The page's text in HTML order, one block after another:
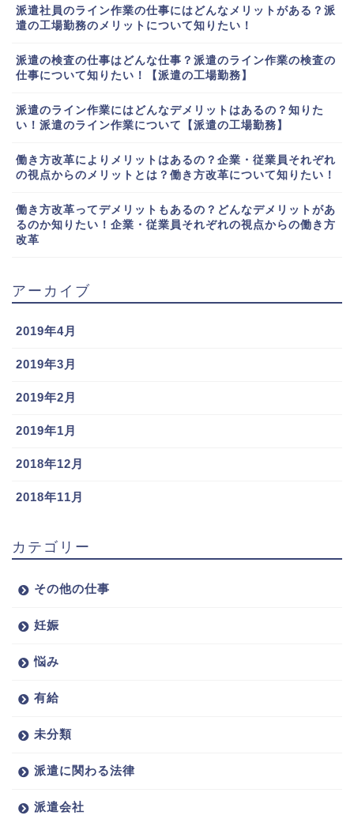
派遣社員のライン作業の仕事にはどんなメリットがある？派
遣の工場勤務のメリットについて知りたい！
派遣の検査の仕事はどんな仕事？派遣のライン作業の検査の
仕事について知りたい！【派遣の工場勤務】
派遣のライン作業にはどんなデメリットはあるの？知りた
い！派遣のライン作業について【派遣の工場勤務】
働き方改革によりメリットはあるの？企業・従業員それぞれ
の視点からのメリットとは？働き方改革について知りたい！
働き方改革ってデメリットもあるの？どんなデメリットがあ
るのか知りたい！企業・従業員それぞれの視点からの働き方
改革
アーカイブ
2019年4月
2019年3月
2019年2月
2019年1月
2018年12月
2018年11月
カテゴリー
その他の仕事
妊娠
悩み
有給
未分類
派遣に関わる法律
派遣会社